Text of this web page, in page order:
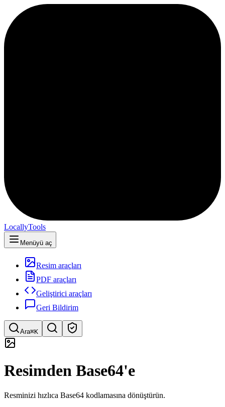
LocallyTools
Menüyü aç
Resim araçları
PDF araçları
Geliştirici araçları
Geri Bildirim
Ara⌘K
Hızlı araç arama
Resimden Base64'e
Resminizi hızlıca Base64 kodlamasına dönüştürün.